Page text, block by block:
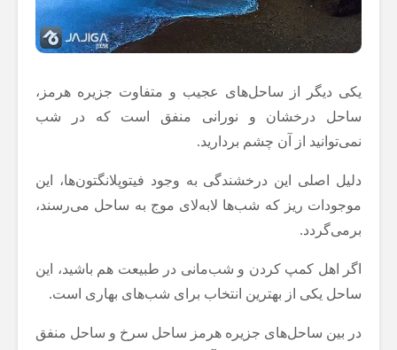
یکی دیگر از ساحل‌های عجیب و متفاوت جزیره هرمز،
ساحل درخشان و نورانی منفق است که در شب
نمی‌توانید از آن چشم بردارید.
دلیل اصلی این درخشندگی به وجود فیتوپلانگتون‌ها، این
موجودات ریز که شب‌ها لابه‌لای موج به ساحل می‌رسند،
برمی‌گردد.
اگر اهل کمپ کردن و شب‌مانی در طبیعت هم باشید، این
ساحل یکی از بهترین انتخاب برای شب‌های بهاری است.
در بین ساحل‌های جزیره هرمز ساحل سرخ و ساحل منفق